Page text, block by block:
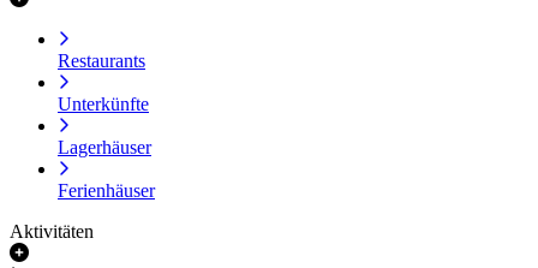
Restaurants
Unterkünfte
Lagerhäuser
Ferienhäuser
Aktivitäten